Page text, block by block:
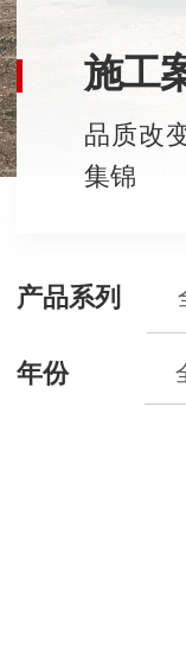
施工
品质改
集锦
产品系列
年份